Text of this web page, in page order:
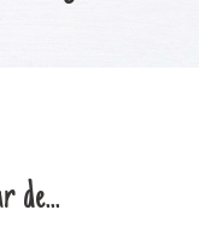
de...